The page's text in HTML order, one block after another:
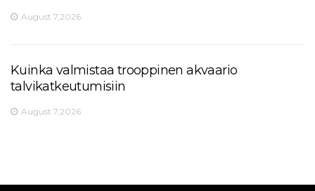
August 7,2026
Kuinka valmistaa trooppinen akvaario
talvikatkeutumisiin
August 7,2026